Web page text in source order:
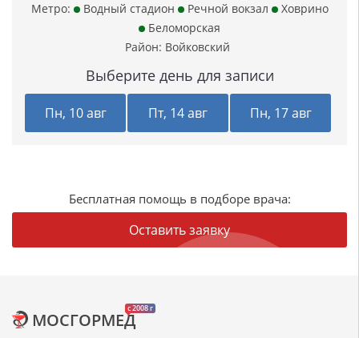
Метро:
Водный стадион Речной вокзал
Ховрино
Беломорская
Район: Войковский
Выберите день для записи
Пн, 10 авг Пт, 14 авг Пн, 17 авг
Бесплатная помощь в подборе врача:
Оставить заявку
c 2008 г
МОСГОРМЕД